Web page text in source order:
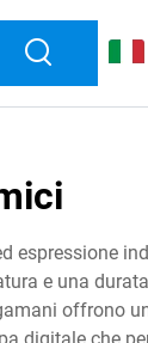
espressione
e una
offrono